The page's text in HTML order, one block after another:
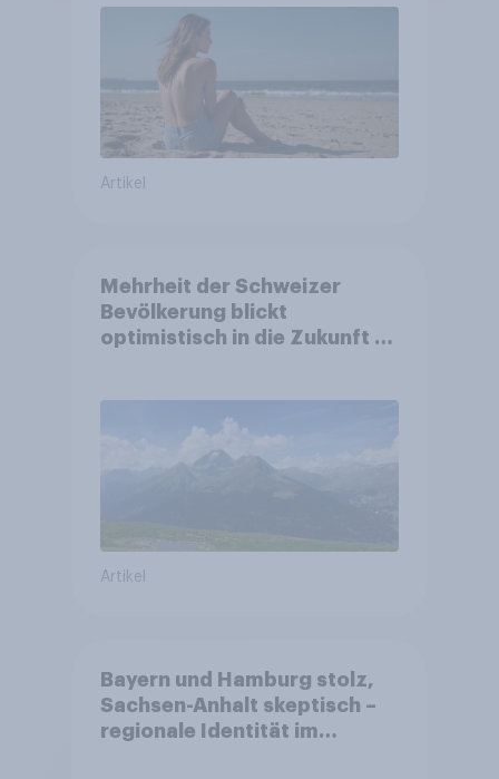
Artikel
Mehrheit der Schweizer
Bevölkerung blickt
optimistisch in die Zukunft –
Altersvorsorge
Artikel
Bayern und Hamburg stolz,
Sachsen-Anhalt skeptisch –
regionale Identität im